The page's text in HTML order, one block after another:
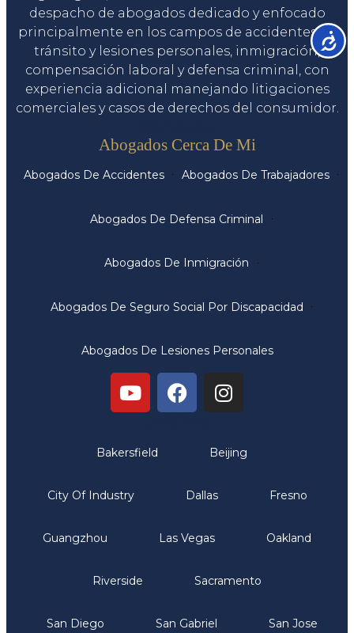
despacho de abogados dedicado y enfocado
principalmente en los campos de accidentes de
tránsito y lesiones personales, inmigración,
compensación laboral y defensa criminal, con
experiencia adicional manejando litigaciones
comerciales y casos de derechos del consumidor.
Abogados Cerca De Mi
Abogados De Accidentes Abogados De Trabajadores
Abogados De Defensa Criminal
Abogados De Inmigración
Abogados De Seguro Social Por Discapacidad
Abogados De Lesiones Personales
Bakersfield Beijing
City Of Industry Dallas Fresno
Guangzhou Las Vegas Oakland
Riverside Sacramento
San Diego San Gabriel San Jose